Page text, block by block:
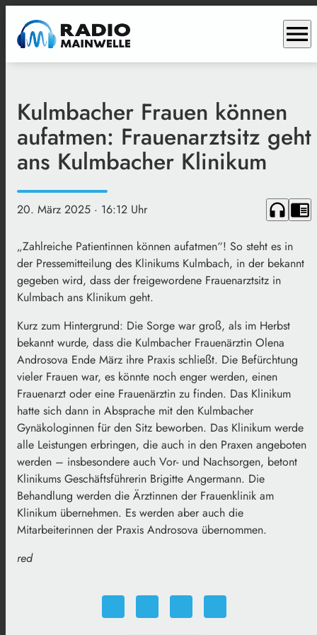
menu
Kulmbacher Frauen können
aufatmen: Frauenarztsitz geht
ans Kulmbacher Klinikum
20. März 2025 · 16:12 Uhr headphones chrome_reader_mode
„Zahlreiche Patientinnen können aufatmen“! So steht es in
der Pressemitteilung des Klinikums Kulmbach, in der bekannt
gegeben wird, dass der freigewordene Frauenarztsitz in
Kulmbach ans Klinikum geht.
Kurz zum Hintergrund: Die Sorge war groß, als im Herbst
bekannt wurde, dass die Kulmbacher Frauenärztin Olena
Androsova Ende März ihre Praxis schließt. Die Befürchtung
vieler Frauen war, es könnte noch enger werden, einen
Frauenarzt oder eine Frauenärztin zu finden. Das Klinikum
hatte sich dann in Absprache mit den Kulmbacher
Gynäkologinnen für den Sitz beworben. Das Klinikum werde
alle Leistungen erbringen, die auch in den Praxen angeboten
werden – insbesondere auch Vor- und Nachsorgen, betont
Klinikums Geschäftsführerin Brigitte Angermann. Die
Behandlung werden die Ärztinnen der Frauenklinik am
Klinikum übernehmen. Es werden aber auch die
Mitarbeiterinnen der Praxis Androsova übernommen.
red